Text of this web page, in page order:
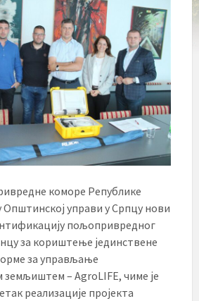
коморе Републике
Општинској управи у Српцу нови
пољопривредног
за кориштење јединствене
за управљање
– AgroLIFE, чиме је
реализације пројекта